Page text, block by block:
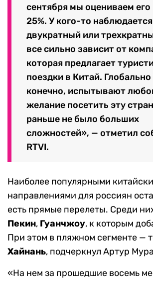
сентября мы оцениваем его
25%. У кого-то наблюдается
двукратный или
все сильно зависит от
которая предлагает
поездки в Китай.
конечно, испытывают
желание посетить эту
раньше не было больших
сложностей», — отметил
RTVI.
Наиболее популярными
направлениями для россиян
есть прямые перелеты. Среди
Пекин, Гуанчжоу, к которым
При этом в пляжном сегменте —
Хайнань, подчеркнул Артур
«На нем за прошедшие восемь